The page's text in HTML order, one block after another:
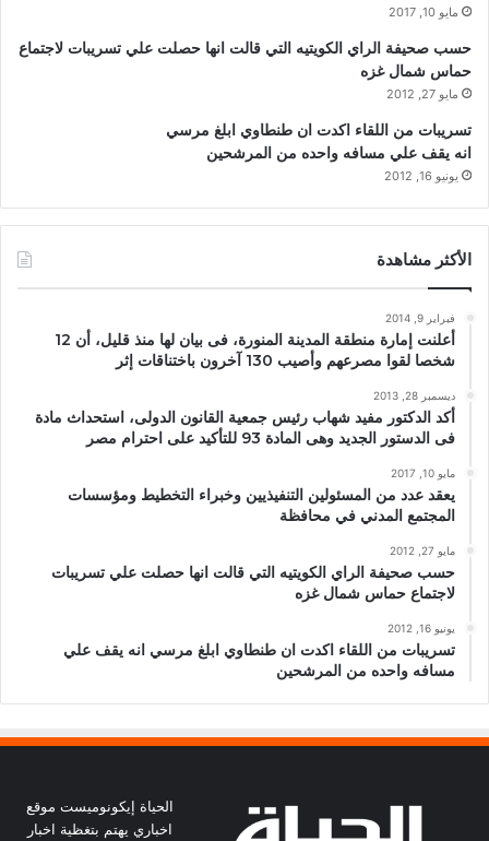
مايو 10, 2017
حسب صحيفة الراي الكويتيه التي قالت انها حصلت علي تسريبات لاجتماع
حماس شمال غزه
مايو 27, 2012
تسريبات من اللقاء اكدت ان طنطاوي ابلغ مرسي
انه يقف علي مسافه واحده من المرشحين
يونيو 16, 2012
الأكثر مشاهدة
فبراير 9, 2014
أعلنت إمارة منطقة المدينة المنورة، فى بيان لها منذ قليل، أن 12
شخصا لقوا مصرعهم وأصيب 130 آخرون باختناقات إثر
ديسمبر 28, 2013
أكد الدكتور مفيد شهاب رئيس جمعية القانون الدولى، استحداث مادة
فى الدستور الجديد وهى المادة 93 للتأكيد على احترام مصر
مايو 10, 2017
يعقد عدد من المسئولين التنفيذيين وخبراء التخطيط ومؤسسات
المجتمع المدني في محافظة
مايو 27, 2012
حسب صحيفة الراي الكويتيه التي قالت انها حصلت علي تسريبات
لاجتماع حماس شمال غزه
يونيو 16, 2012
تسريبات من اللقاء اكدت ان طنطاوي ابلغ مرسي انه يقف علي
مسافه واحده من المرشحين
الحياة إيكونوميست موقع
اخباري يهتم بتغظية اخبار